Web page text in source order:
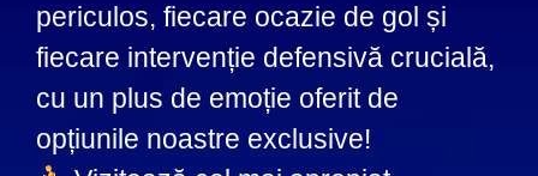
periculos, fiecare ocazie de gol și
fiecare intervenție defensivă crucială,
cu un plus de emoție oferit de
opțiunile noastre exclusive!